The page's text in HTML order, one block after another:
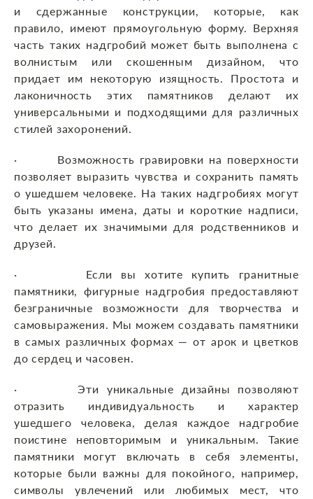
и сдержанные конструкции, которые, как
правило, имеют прямоугольную форму. Верхняя
часть таких надгробий может быть выполнена с
волнистым или скошенным дизайном, что
придает им некоторую изящность. Простота и
лаконичность этих памятников делают их
универсальными и подходящими для различных
стилей захоронений.
· Возможность гравировки на поверхности
позволяет выразить чувства и сохранить память
о ушедшем человеке. На таких надгробиях могут
быть указаны имена, даты и короткие надписи,
что делает их значимыми для родственников и
друзей.
· Если вы хотите купить гранитные
памятники, фигурные надгробия предоставляют
безграничные возможности для творчества и
самовыражения. Мы можем создавать памятники
в самых различных формах — от арок и цветков
до сердец и часовен.
· Эти уникальные дизайны позволяют
отразить индивидуальность и характер
ушедшего человека, делая каждое надгробие
поистине неповторимым и уникальным. Такие
памятники могут включать в себя элементы,
которые были важны для покойного, например,
символы увлечений или любимых мест, что